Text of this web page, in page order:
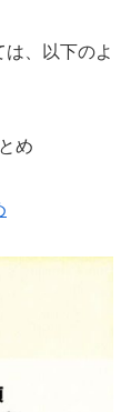
、以下のよ